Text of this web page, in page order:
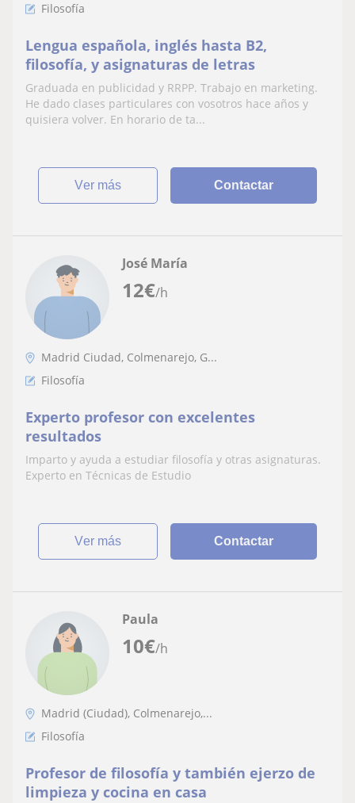
Filosofía
Lengua española, inglés hasta B2,
filosofía, y asignaturas de letras
Graduada en publicidad y RRPP. Trabajo en marketing.
He dado clases particulares con vosotros hace años y
quisiera volver. En horario de ta...
ver más Contactar
12€/h
José María
Madrid Ciudad, Colmenarejo, G...
Filosofía
Experto profesor con excelentes
resultados
Imparto y ayuda a estudiar filosofía y otras asignaturas.
Experto en Técnicas de Estudio
ver más Contactar
10€/h
Paula
Madrid (Ciudad), Colmenarejo,...
Filosofía
Profesor de filosofía y también ejerzo de
limpieza y cocina en casa